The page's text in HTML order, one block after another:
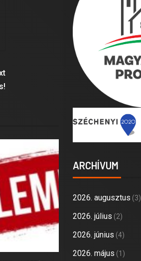
ARCHÍVUM
2026. augusztus (3)
2026. július (2)
2026. június (4)
2026. május (1)